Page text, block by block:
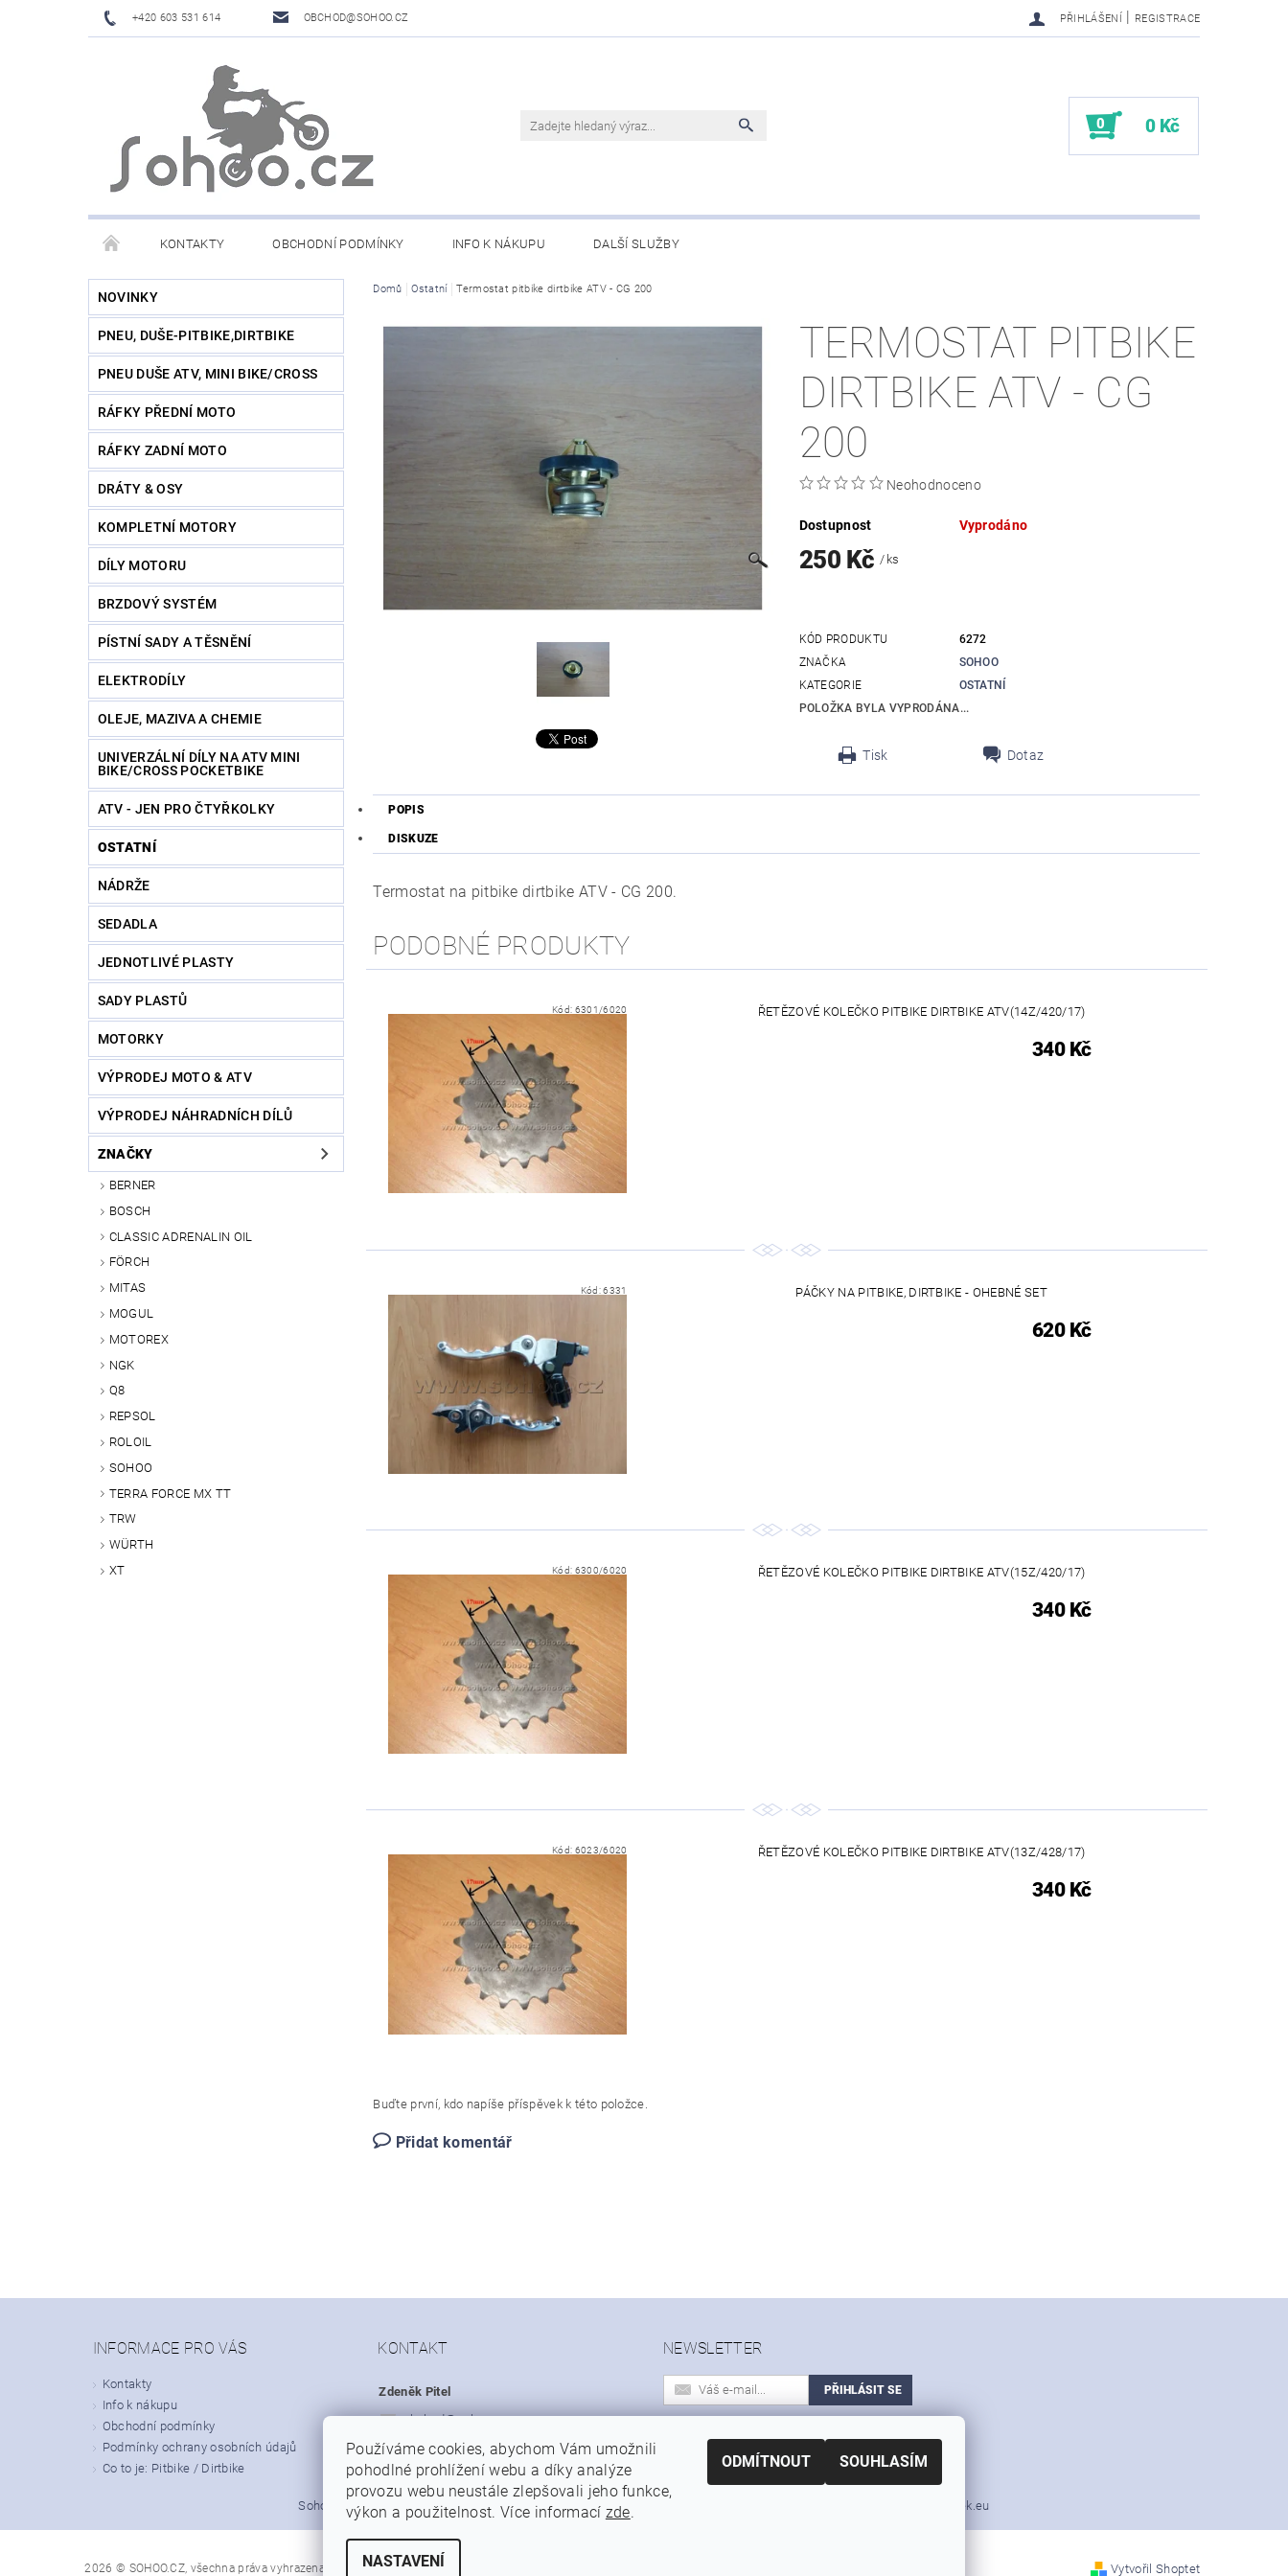
+420 603 531 614 OBCHOD@SOHOO.CZ PŘIHLÁŠENÍ | REGISTRACE
0 0 Kč
KONTAKTY OBCHODNÍ PODMÍNKY INFO K NÁKUPU DALŠÍ SLUŽBY
NOVINKY
PNEU, DUŠE-PITBIKE,DIRTBIKE
PNEU DUŠE ATV, MINI BIKE/CROSS
RÁFKY PŘEDNÍ MOTO
RÁFKY ZADNÍ MOTO
DRÁTY & OSY
KOMPLETNÍ MOTORY
DÍLY MOTORU
BRZDOVÝ SYSTÉM
PÍSTNÍ SADY A TĚSNĚNÍ
ELEKTRODÍLY
OLEJE, MAZIVA A CHEMIE
UNIVERZÁLNÍ DÍLY NA ATV MINI
BIKE/CROSS POCKETBIKE
ATV - JEN PRO ČTYŘKOLKY
OSTATNÍ
NÁDRŽE
SEDADLA
JEDNOTLIVÉ PLASTY
SADY PLASTŮ
MOTORKY
VÝPRODEJ MOTO & ATV
VÝPRODEJ NÁHRADNÍCH DÍLŮ
ZNAČKY
BERNER
BOSCH
CLASSIC ADRENALIN OIL
FÖRCH
MITAS
MOGUL
MOTOREX
NGK
Q8
REPSOL
ROLOIL
SOHOO
TERRA FORCE MX TT
TRW
WÜRTH
XT
Domů Ostatní Termostat pitbike dirtbike ATV - CG 200
TERMOSTAT PITBIKE
DIRTBIKE ATV - CG
200
Neohodnoceno
Dostupnost Vyprodáno
250 Kč/ ks
KÓD PRODUKTU
6272
ZNAČKA
SOHOO
KATEGORIE
OSTATNÍ
POLOŽKA BYLA VYPRODÁNA...
Tisk Dotaz
POPIS
DISKUZE
Termostat na pitbike dirtbike ATV - CG 200.
PODOBNÉ PRODUKTY
Kód: 6301/6020 ŘETĚZOVÉ KOLEČKO PITBIKE DIRTBIKE ATV(14Z/420/17)
340 Kč
Kód:6331 PÁČKY NA PITBIKE, DIRTBIKE - OHEBNÉ SET
620 Kč
Kód: 6300/6020 ŘETĚZOVÉ KOLEČKO PITBIKE DIRTBIKE ATV(15Z/420/17)
340 Kč
Kód: 6023/6020 ŘETĚZOVÉ KOLEČKO PITBIKE DIRTBIKE ATV(13Z/428/17)
340 Kč
Buďte první, kdo napíše příspěvek k této položce.
Přidat komentář
INFORMACE PRO VÁS
Kontakty
Info k nákupu
Obchodní podmínky
Podmínky ochrany osobních údajů
Co to je: Pitbike / Dirtbike
KONTAKT
Zdeněk Pitel
obchod@sohoo.cz
+420 603 531 614
NEWSLETTER
podmínkami ochrany osobních údajů
Sohoo.cz | Dirt-bike.cz | Autoservis a pneuservis Auto-Pitel.cz Profi nářadí v akci Simek.eu
2026 © SOHOO.CZ, všechna práva vyhrazena Upravit nastavení cookies Vytvořil Shoptet
Používáme cookies, abychom Vám umožnili
pohodlné prohlížení webu a díky analýze
provozu webu neustále zlepšovali jeho funkce,
výkon a použitelnost. Více informací zde.
NASTAVENÍ
ODMÍTNOUT SOUHLASÍM